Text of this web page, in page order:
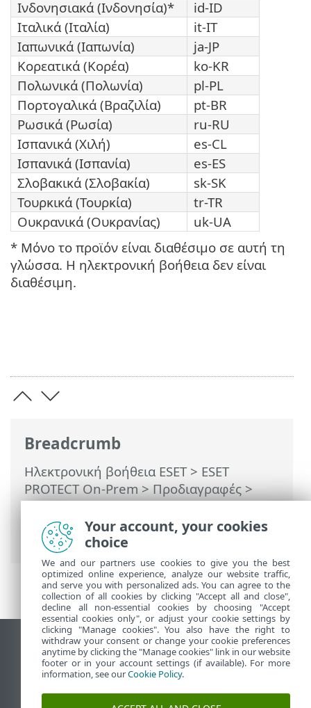
Breadcrumb
Ηλεκτρονική βοήθεια ESET> ESET
PROTECT On-Prem>Προδιαγραφές>
Υποστηριζόμενα προγράμματα
περιήγησης στο διαδίκτυο, προϊόντα
ασφάλειας ESET και γλώσσες
Ινδονησιακά (Ινδονησία)*
id-ID
Ιταλικά (Ιταλία)
it-IT
Ιαπωνικά (Ιαπωνία)
ja-JP
Κορεατικά (Κορέα)
ko-KR
Πολωνικά (Πολωνία)
pl-PL
Πορτογαλικά (Βραζιλία)
pt-BR
Ρωσικά (Ρωσία)
ru-RU
Ισπανικά (Χιλή)
es-CL
Ισπανικά (Ισπανία)
es-ES
Σλοβακικά (Σλοβακία)
sk-SK
Τουρκικά (Τουρκία)
tr-TR
Ουκρανικά (Ουκρανίας)
uk-UA
* Μόνο το προϊόν είναι διαθέσιμο σε αυτή τη
γλώσσα. Η ηλεκτρονική βοήθεια δεν είναι
διαθέσιμη.
Προβολή ιστότοπου επιφάνειας εργασίας
End of Life
Γνωσιακή βάση ESET
Ομάδα συζήτησης ESET
Your account, your cookies
choice
We and our partners use cookies to give you the best
optimized online experience, analyze our website traffic,
and serve you with personalized ads. You can agree to the
collection of all cookies by clicking "Accept all and close",
decline all non-essential cookies by choosing "Accept
essential cookies only", or adjust your cookie settings by
clicking "Manage cookies". You also have the right to
withdraw your consent or change your cookie preferences
anytime by clicking the "Manage cookies" link in our website
footer or in your account settings (if available). For more
information, see ourCookie Policy.